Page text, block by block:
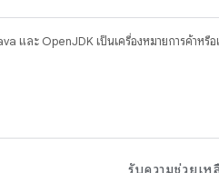
และ OpenJDK เป็นเครื่องหมายการค้าหรื
รับความช่วยเห